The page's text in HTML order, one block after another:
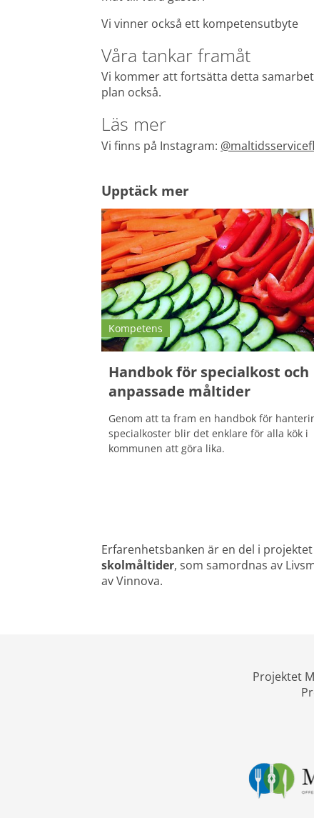
Vi vinner också ett kompetensutbyte
Våra tankar framåt
Vi kommer att fortsätta detta
plan också.
Läs mer
Vi finns på Instagram:
Upptäck mer
Kompetens
Handbok för specialkost och
anpassade måltider
Genom att ta fram en handbok för
specialkoster blir det enklare för alla kök i
kommunen att göra lika.
Erfarenhetsbanken är en del i projektet
skolmåltider, som samordnas av
av Vinnova.
Projektet